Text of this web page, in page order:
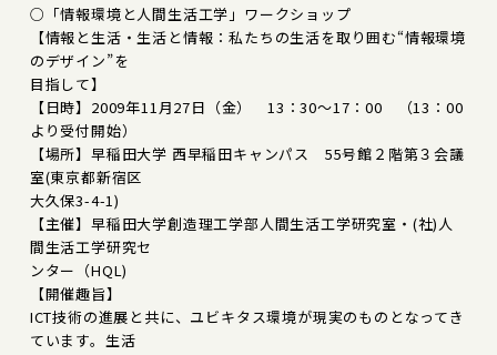
○「情報環境と人間生活工学」ワークショップ
【情報と生活・生活と情報：私たちの生活を取り囲む“情報環境
のデザイン”を
目指して】
【日時】2009年11月27日（金） 13：30～17：00 （13：00
より受付開始）
【場所】早稲田大学 西早稲田キャンパス 55号館２階第３会議
室(東京都新宿区
大久保3-4-1)
【主催】早稲田大学創造理工学部人間生活工学研究室・(社)人
間生活工学研究セ
ンター（HQL)
【開催趣旨】
ICT技術の進展と共に、ユビキタス環境が現実のものとなってき
ています。生活